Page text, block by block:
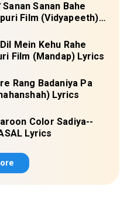
Sanan Sanan Bahe
Film (Vidyapeeth)
Mein Kehu Rahe
Film (Mandap) Lyrics
Rang Badaniya Pa
Lyrics
Color Sadiya--
Lyrics